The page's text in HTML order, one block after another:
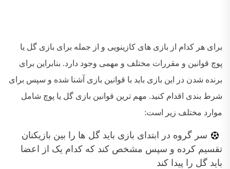
برای هر کدام از بازی های کازینویی و از جمله برای بازی گل یا
پوچ قوانین و مقررات مختلف و مهمی وجود دارد. بنابراین برای
برنده شدن در این بازی باید با قوانین بازی آشنا شده و سپس برای
شرط بندی اقدام کنید. مهم ترین قوانین بازی گل یا پوچ شامل
موارد مختلف زیر است:
سر گروه در ابتدای بازی باید گل ها را بین بازیکنان
تقسیم کرده و سپس مشخص کند که کدام یک از اعضا
باید گل را پیدا کند